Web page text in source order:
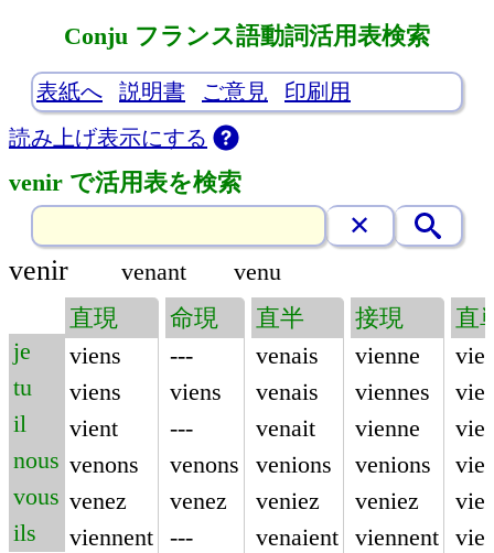
Conju フランス語動詞活用表検索
表紙へ 説明書 ご意見
印刷用
読み上げ表示にする
venir で活用表を検索
venir venant venu
je
tu
il
nous
vous
ils
直現
viens
viens
vient
venons
venez
viennent
命現
---
viens
---
venons
venez
---
直半
venais
venais
venait
venions
veniez
venaient
接現
vienne
viennes
vienne
venions
veniez
viennent
直